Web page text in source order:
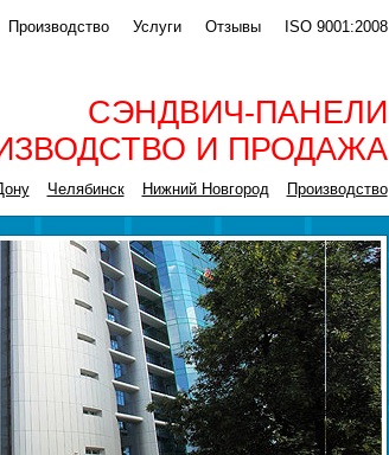
Производство Услуги Отзывы ISO 9001:2008
СЭНДВИЧ-ПАНЕЛИ
И ПРОДАЖА
Челябинск Нижний Новгород Производство